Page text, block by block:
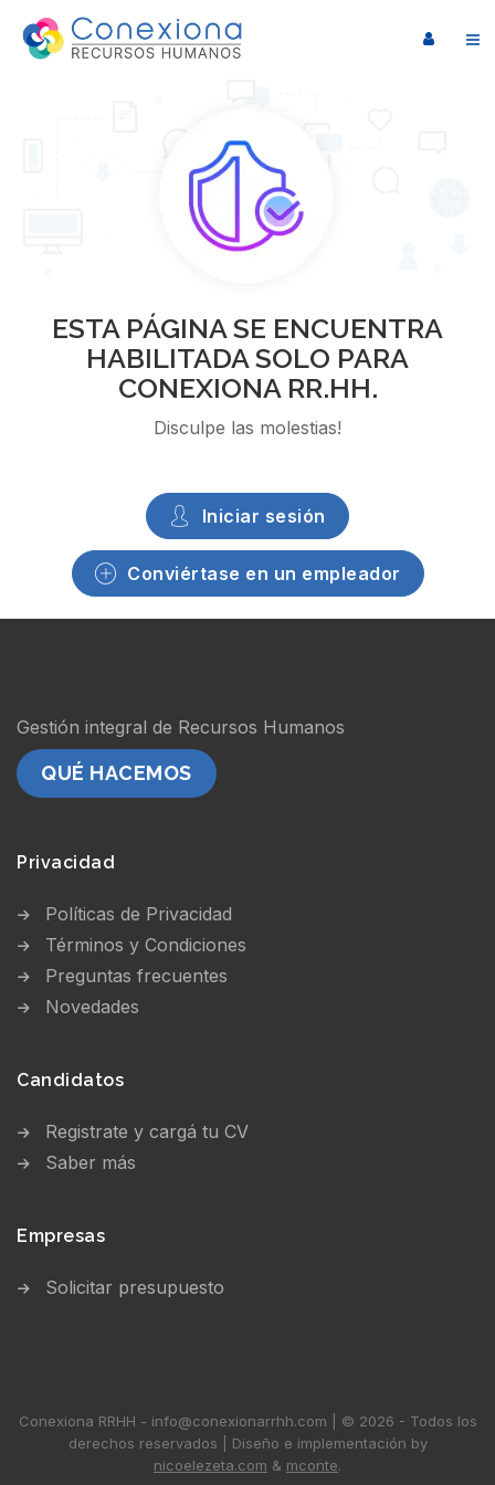
ESTA PÁGINA SE ENCUENTRA
HABILITADA SOLO PARA
CONEXIONA RR.HH.
Disculpe las molestias!
Iniciar sesión
Conviértase en un empleador
Gestión integral de Recursos Humanos
QUÉ HACEMOS
Privacidad
Políticas de Privacidad
Términos y Condiciones
Preguntas frecuentes
Novedades
Candidatos
Registrate y cargá tu CV
Saber más
Empresas
Solicitar presupuesto
Conexiona RRHH - info@conexionarrhh.com | © 2026 - Todos los
derechos reservados | Diseño e implementación by
nicoelezeta.com & mconte.